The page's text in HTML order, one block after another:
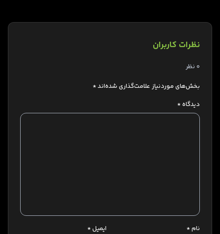
نظرات کاربران
0 نظر
بخش‌های موردنیاز علامت‌گذاری شده‌اند*
دیدگاه*
نام* ایمیل*